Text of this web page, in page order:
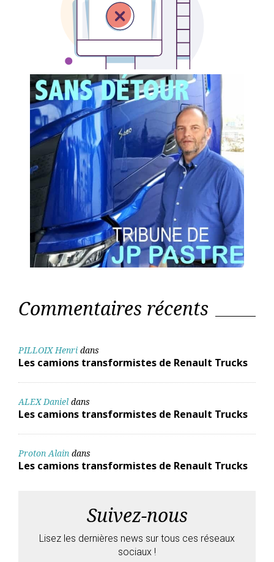
Commentaires récents
PILLOIX Henri dans
Les camions transformistes de Renault Trucks
ALEX Daniel dans
Les camions transformistes de Renault Trucks
Proton Alain dans
Les camions transformistes de Renault Trucks
Suivez-nous
Lisez les dernières news sur tous ces réseaux
sociaux !